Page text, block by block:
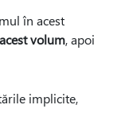
în acest
volum, apoi
implicite,